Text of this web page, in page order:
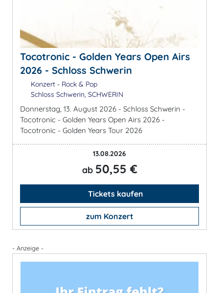
Tocotronic - Golden Years Open Airs
2026 - Schloss Schwerin
Konzert - Rock & Pop
Schloss Schwerin, SCHWERIN
Donnerstag, 13. August 2026 - Schloss Schwerin -
Tocotronic - Golden Years Open Airs 2026 -
Tocotronic - Golden Years Tour 2026
13.08.2026
ab 50,55 €
Tickets kaufen
zum Konzert
- Anzeige -